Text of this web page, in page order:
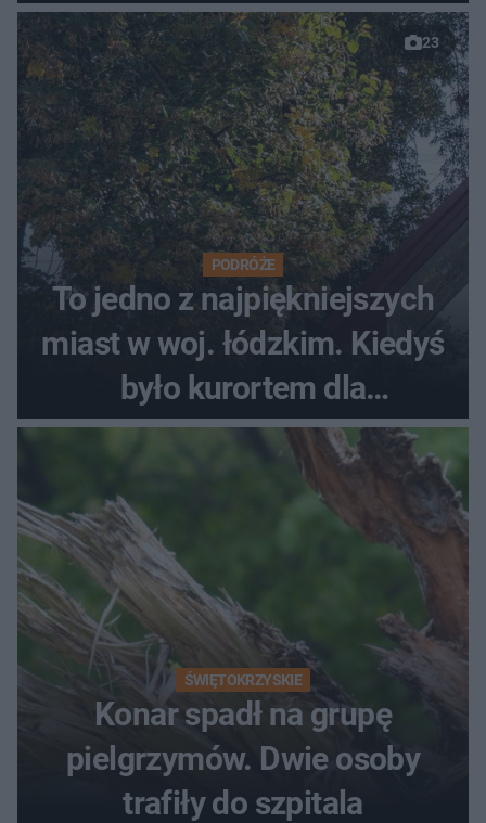
23
PODRÓŻE
To jedno z najpiękniejszych
miast w woj. łódzkim. Kiedyś
było kurortem dla
mieszkańców Łodzi
ŚWIĘTOKRZYSKIE
Konar spadł na grupę
pielgrzymów. Dwie osoby
trafiły do szpitala